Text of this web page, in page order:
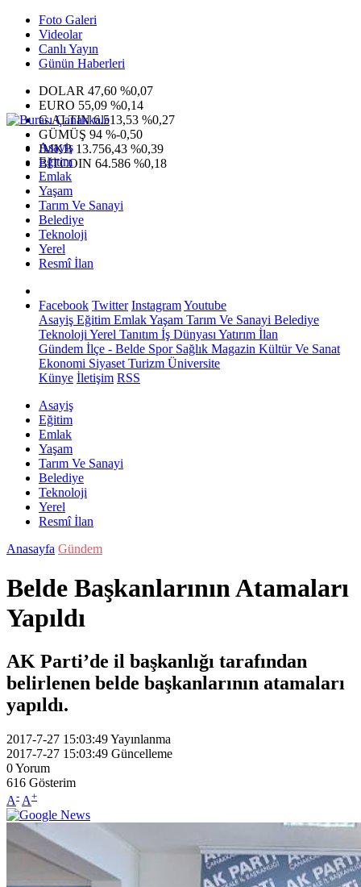
Foto Galeri
Videolar
Canlı Yayın
Günün Haberleri
DOLAR 47,60 %0,07
EURO 55,09 %0,14
G.ALTIN6.513,53 %0,27
GÜMÜŞ 94 %-0,50
IMKB 13.756,43 %0,39
BITCOIN 64.586 %0,18
Asayiş
Eğitim
Emlak
Yaşam
Tarım Ve Sanayi
Belediye
Teknoloji
Yerel
Resmî İlan
Facebook Twitter InstagramYoutube
Asayiş Eğitim EmlakYaşam Tarım Ve Sanayi Belediye
Teknoloji Yerel Tanıtım İş Dünyası Yatırım İlan
Gündem İlçe - Belde SporSağlık Magazin Kültür Ve Sanat
Ekonomi Siyaset Turizm Üniversite
Künye İletişim RSS
Asayiş
Eğitim
Emlak
Yaşam
Tarım Ve Sanayi
Belediye
Teknoloji
Yerel
Resmî İlan
Anasayfa Gündem
Belde Başkanlarının Atamaları
Yapıldı
AK Parti’de il başkanlığı tarafından
belirlenen belde başkanlarının atamaları
yapıldı.
2017-7-27 15:03:49Yayınlanma
2017-7-27 15:03:49 Güncelleme
0Yorum
616 Gösterim
A- A+